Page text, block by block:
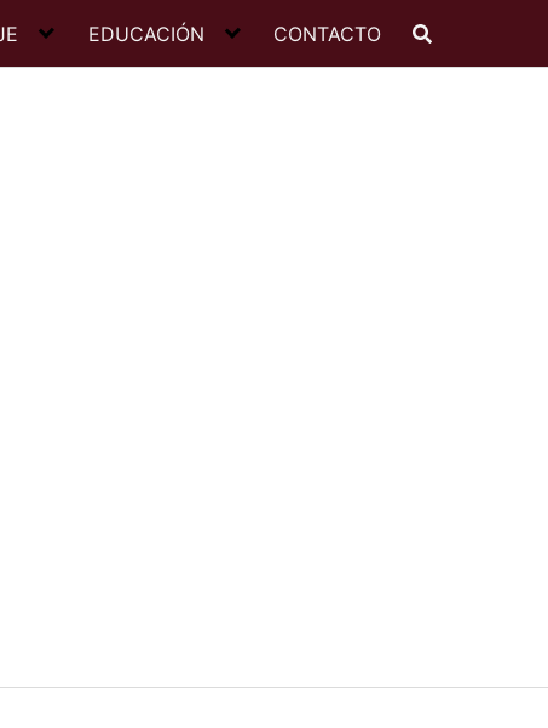
EDUCACIÓN CONTACTO